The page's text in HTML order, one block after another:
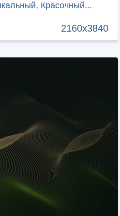
Красочный...
2160x3840